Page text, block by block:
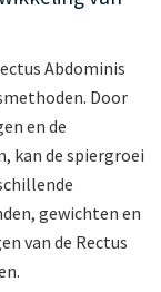
Abdominis
Door
en de
kan de spiergroei
gewichten en
van de Rectus